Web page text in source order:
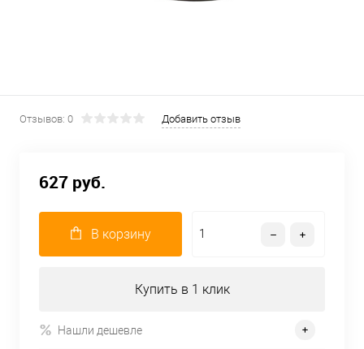
Отзывов: 0 Добавить отзыв
627 руб.
В корзину
Купить в 1 клик
Нашли дешевле